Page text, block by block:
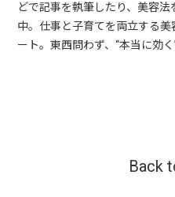
どで記事を執筆したり、美容
中。仕事と子育てを両立する
ート。東西問わず、“本当に効
Back